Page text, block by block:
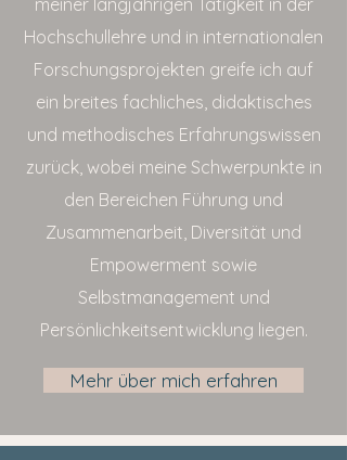
meiner langjährigen Tätigkeit in der
Hochschullehre und in internationalen
Forschungsprojekten greife ich auf
ein breites fachliches, didaktisches
und methodisches Erfahrungswissen
zurück, wobei meine Schwerpunkte in
den Bereichen Führung und
Zusammenarbeit, Diversität und
Empowerment sowie
Selbstmanagement und
Persönlichkeitsentwicklung liegen.
Mehr über mich erfahren